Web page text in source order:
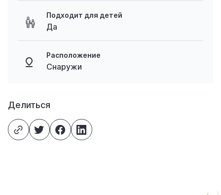
Подходит для детей
Да
Расположение
Снаружи
Делиться